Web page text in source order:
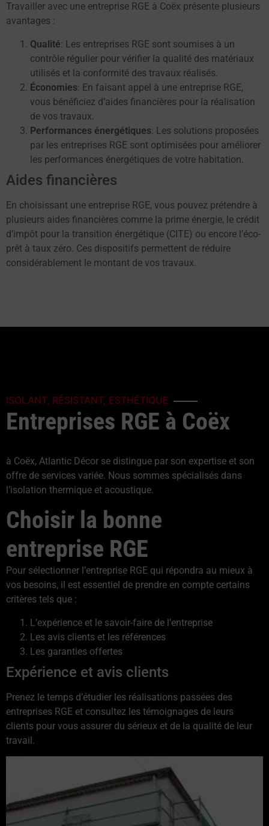
Travailler avec une entreprise RGE à Coëx présente plusieurs
avantages :
Qualité: Les entreprises RGE sont soumises à un
contrôle régulier pour vérifier la qualité des matériaux
utilisés et la conformité des travaux réalisés.
Économies: En faisant appel à une entreprise RGE,
vous bénéficiez d’aides financières pour la réalisation
de vos travaux.
Performances énergétiques: Les solutions proposées
par les entreprises RGE sont optimisées pour améliorer
les performances énergétiques de votre habitation.
Aides financières
En choisissant une entreprise RGE, vous pouvez prétendre à
plusieurs aides financières comme la prime énergie, le crédit
d’impôt pour la transition énergétique (CITE) ou encore l’éco-
prêt à taux zéro. Ces dispositifs permettent de réduire
considérablement le montant de vos travaux.
ISOLANT, RÉSISTANT, ESTHÉTIQUE
Entreprises RGE à Coëx
à Coëx, Atlantic Décor se distingue par son expertise et son
offre de services variée. Nous sommes spécialisés dans
l’isolation thermique et acoustique.
Choisir la bonne
entreprise RGE
Pour sélectionner l’entreprise RGE qui répondra au mieux à
vos besoins, il est essentiel de prendre en compte certains
critères tels que :
L’expérience et le savoir-faire de l’entreprise
Les avis clients et les références
Les garanties offertes
Expérience et avis clients
Prenez le temps d’étudier les réalisations passées des
entreprises RGE et consultez les témoignages de leurs
clients pour vous assurer du sérieux et de la qualité de leur
travail.